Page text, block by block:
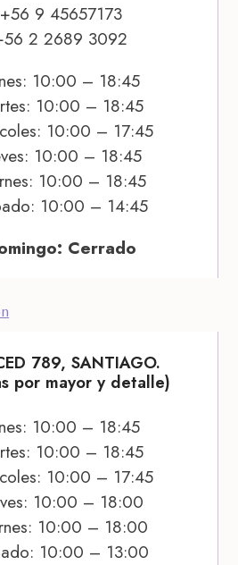
+56 9 45657173
2 2689 3092
10:00 – 18:45
10:00 – 18:45
10:00 – 17:45
10:00 – 18:45
10:00 – 18:45
10:00 – 14:45
Cerrado
789, SANTIAGO.
por mayor y detalle)
10:00 – 18:45
10:00 – 18:45
10:00 – 17:45
10:00 – 18:00
10:00 – 18:00
10:00 – 13:00